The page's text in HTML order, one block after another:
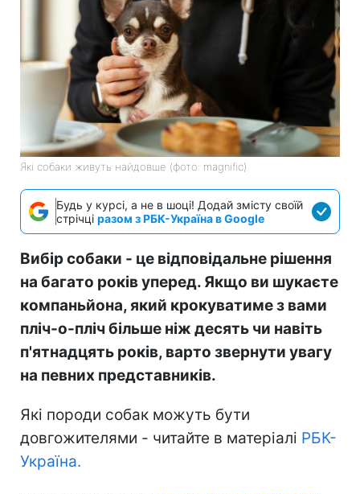
Які собаки живуть найдовше (фото: magnific)
Будь у курсі, а не в шоці! Додай змісту своїй
стрічці разом з РБК-Україна в Google
Вибір собаки - це відповідальне рішення
на багато років уперед. Якщо ви шукаєте
компаньйона, який крокуватиме з вами
пліч-о-пліч більше ніж десять чи навіть
п'ятнадцять років, варто звернути увагу
на певних представників.
Які породи собак можуть бути
довгожителями - читайте в матеріалі РБК-
Україна.